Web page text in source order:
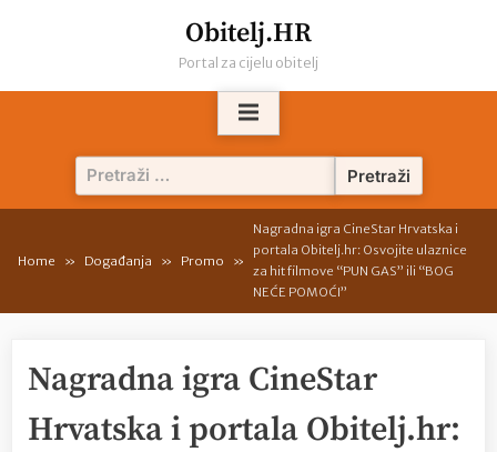
Obitelj.HR
Portal za cijelu obitelj
Pretraži:
Home Događanja Promo
Nagradna igra CineStar Hrvatska i
portala Obitelj.hr: Osvojite ulaznice
za hit filmove “PUN GAS” ili “BOG
NEĆE POMOĆI”
Nagradna igra CineStar
Hrvatska i portala Obitelj.hr: